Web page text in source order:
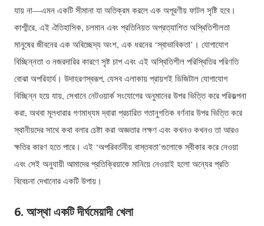
যায় না—এমন একটি সীমানা যা অতিক্রম করলে এক অপূরণীয় ফাটল সৃষ্টি হবে।
কাশ্মীরে, এই ঐতিহাসিক, চলমান এবং প্রতিনিয়ত অপ্রত্যাশিত অস্থিতিশীলতা
মানুষের জীবনের এক অবিচ্ছেদ্য অংশ, এক ধরনের ‘স্বাভাবিকতা’। যোগাযোগ
বিচ্ছিন্নতা ও নজরদারির কারণে সৃষ্ট চাপ এবং এই অস্থিতিশীল পরিস্থিতির পরিণতি
বোঝা অপরিহার্য। উদাহরণস্বরূপ, যেসব এলাকায় প্রায়শই ডিজিটাল যোগাযোগ
বিচ্ছিন্ন হয়ে যায়, সেখানে নেটওয়ার্ক সংযোগের অনুমানের উপর ভিত্তি করে পরিকল্পনা
করা, অথবা মূলধারার গণমাধ্যম দ্বারা প্রচারিত গতানুগতিক বর্ণনার উপর ভিত্তি করে
স্থানীয়দের সাথে কথা বলার চেষ্টা করা অজ্ঞতার লক্ষণ এবং কখনও কখনও তা আরও
ক্ষতির কারণ হতে পারে। এই ‘অপরিবর্তনীয় বাস্তবতা’গুলোকে স্বীকার করে নেওয়া
এবং সেই অনুযায়ী আমাদের প্রতিক্রিয়াকে মানিয়ে নেওয়াই হলো অন্যের প্রতি
বিবেচনা দেখানোর একটি উপায়।
6. আস্থা একটি দীর্ঘমেয়াদী খেলা